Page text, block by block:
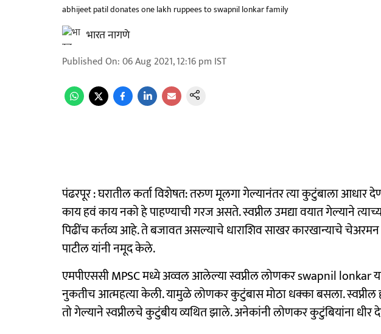
abhijeet patil donates one lakh ruppees to swapnil lonkar family
भारत नागणे
Published On:06 Aug 2021, 12:16 pm IST
पंढरपूर : घरातील कर्ता विशेषत: तरुण मूलगा गेल्यानंतर त्या कुटुंबाला आधार
काय हवं काय नकाे हे पाहण्याची गरज असते. स्वप्नील उमद्या वयात गेल्याने
पिढींच कर्तव्य आहे. ते बजावत असल्याचे धाराशिव साखर कारखान्याचे
पाटील यांनी नमूद केले.
एमपीएससी MPSC मध्ये अव्वल आलेल्या स्वप्नील लोणकर swapnil lonkar
नुकतीच आत्महत्या केली. यामुळे लोणकर कुटुंबास मोठा धक्का बसला. स्वप्नील
ताे गेल्याने स्वप्नीलचे कुटुंबीय व्यथित झाले. अनेकांनी लाेणकर कुटुंबियांना धीर